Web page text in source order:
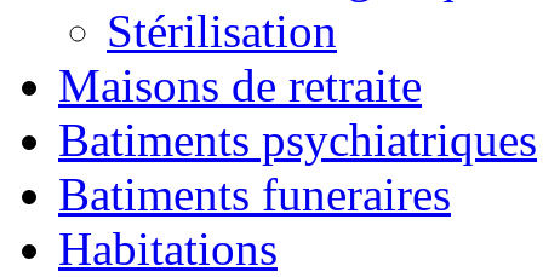
Stérilisation
Maisons de retraite
Batiments psychiatriques
Batiments funeraires
Habitations